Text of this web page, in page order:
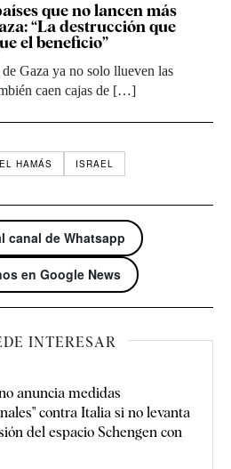
que no lancen más
“La destrucción que
el beneficio”
Gaza ya no solo llueven las
caen cajas de […]
HAMÁS ISRAEL
canal de Whatsapp
en Google News
INTERESAR
anuncia medidas
contra Italia si no levanta
del espacio Schengen con